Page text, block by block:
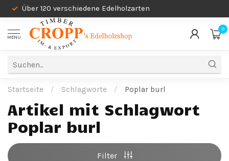
Über 120 verschiedene Edelholzarten
MENU
0
Startseite / Schlagworte / Poplar burl
Artikel mit Schlagwort
Poplar burl
Filter